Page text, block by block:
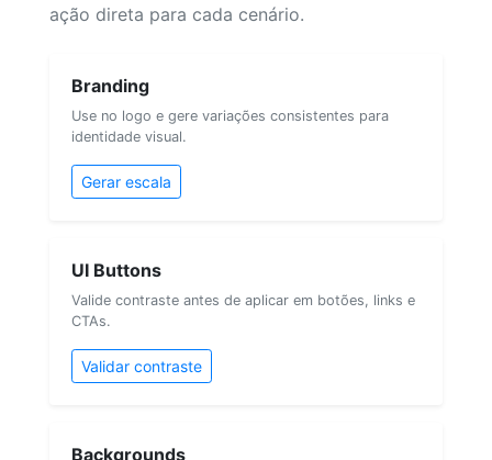
ação direta para cada cenário.
Branding
Use no logo e gere variações consistentes para
identidade visual.
Gerar escala
UI Buttons
Valide contraste antes de aplicar em botões, links e
CTAs.
Validar contraste
Backgrounds